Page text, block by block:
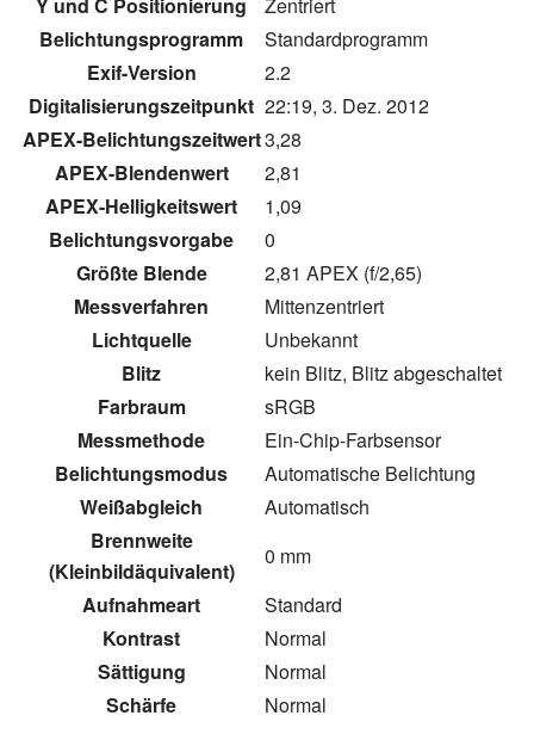
Y und C Positionierung
Zentriert
Belichtungsprogramm
Standardprogramm
Exif-Version
2.2
Digitalisierungszeitpunkt 22:19, 3. Dez. 2012
APEX-Belichtungszeitwert3,28
APEX-Blendenwert
2,81
APEX-Helligkeitswert
1,09
Belichtungsvorgabe
0
Größte Blende
2,81 APEX (f/2,65)
Messverfahren
Mittenzentriert
Lichtquelle
Unbekannt
Blitz
kein Blitz, Blitz abgeschaltet
Farbraum
sRGB
Messmethode
Ein-Chip-Farbsensor
Belichtungsmodus
Automatische Belichtung
Weißabgleich
Automatisch
Brennweite
(Kleinbildäquivalent)
0 mm
Aufnahmeart
Standard
Kontrast
Normal
Sättigung
Normal
Schärfe
Normal